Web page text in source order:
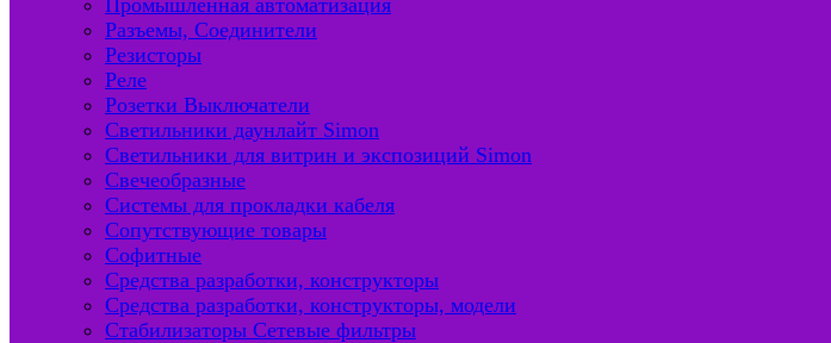
Промышленная автоматизация
Разъемы, Соединители
Резисторы
Реле
Розетки Выключатели
Светильники даунлайт Simon
Светильники для витрин и экспозиций Simon
Свечеобразные
Системы для прокладки кабеля
Сопутствующие товары
Софитные
Средства разработки, конструкторы
Средства разработки, конструкторы, модели
Стабилизаторы Сетевые фильтры